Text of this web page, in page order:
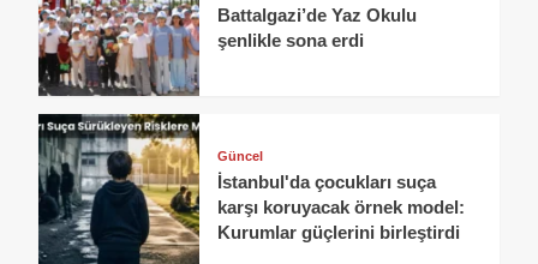
Battalgazi’de Yaz Okulu
şenlikle sona erdi
Güncel
İstanbul'da çocukları suça
karşı koruyacak örnek model:
Kurumlar güçlerini birleştirdi